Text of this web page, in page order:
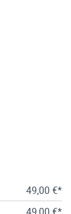
49,00 €*
49,00 €*